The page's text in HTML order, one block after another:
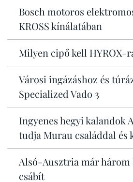
Bosch motoros
KROSS kínálatában
Milyen cipő kell HYROX-
Városi ingázáshoz és
Specialized Vado 3
Ingyenes hegyi kalandok
tudja Murau családdal és
Alsó-Ausztria már három
csábít